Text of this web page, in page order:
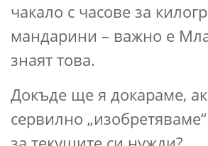
чакало с часове за
мандарини – важно е
знаят това.
Докъде ще я докараме,
сервилно